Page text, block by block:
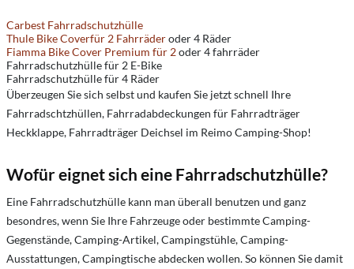
Carbest Fahrradschutzhülle
Thule Bike Coverfür 2 Fahrräderoder 4 Räder
Fiamma Bike Cover Premium für 2oder 4 fahrräder
Fahrradschutzhülle für 2 E-Bike
Fahrradschutzhülle für 4 Räder
Überzeugen Sie sich selbst und kaufen Sie jetzt schnell Ihre
Fahrradschtzhüllen, Fahrradabdeckungen für Fahrradträger
Heckklappe, Fahrradträger Deichsel im Reimo Camping-Shop!
Wofür eignet sich eine Fahrradschutzhülle?
Eine Fahrradschutzhülle kann man überall benutzen und ganz
besondres, wenn Sie Ihre Fahrzeuge oder bestimmte Camping-
Gegenstände, Camping-Artikel, Campingstühle, Camping-
Ausstattungen, Campingtische abdecken wollen. So können Sie damit